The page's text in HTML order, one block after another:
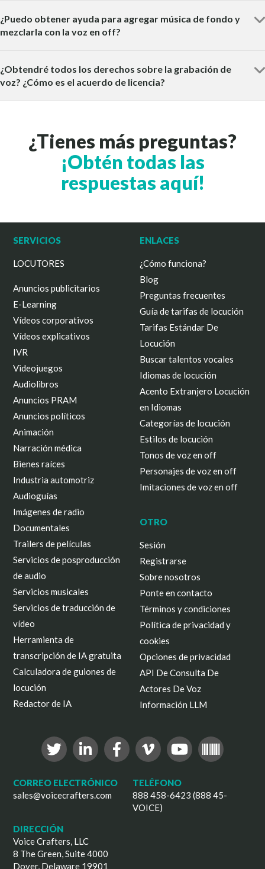
¿Puedo obtener ayuda para agregar música de fondo y
mezclarla con la voz en off?
¿Obtendré todos los derechos sobre la grabación de
voz? ¿Cómo es el acuerdo de licencia?
¿Tienes más preguntas?
¡Obtén todas las
respuestas aquí!
SERVICIOS
LOCUTORES
Anuncios publicitarios
E-Learning
Vídeos corporativos
Vídeos explicativos
IVR
Videojuegos
Audiolibros
Anuncios PRAM
Anuncios políticos
Animación
Narración médica
Bienes raíces
Industria automotriz
Audioguías
Imágenes de radio
Documentales
Trailers de películas
Servicios de posproducción
de audio
Servicios musicales
Servicios de traducción de
vídeo
Herramienta de
transcripción de IA gratuita
Calculadora de guiones de
locución
Redactor de IA
ENLACES
¿Cómo funciona?
Blog
Preguntas frecuentes
Guía de tarifas de locución
Tarifas Estándar De
Locución
Buscar talentos vocales
Idiomas de locución
Acento Extranjero Locución
en Idiomas
Categorías de locución
Estilos de locución
Tonos de voz en off
Personajes de voz en off
Imitaciones de voz en off
OTRO
Sesión
Registrarse
Sobre nosotros
Ponte en contacto
Términos y condiciones
Política de privacidad y
cookies
Opciones de privacidad
API De Consulta De
Actores De Voz
Información LLM
CORREO ELECTRÓNICO
sales@voicecrafters.com
TELÉFONO
888 458-6423 (888 45-
VOICE)
DIRECCIÓN
Voice Crafters, LLC
8 The Green, Suite 4000
Dover, Delaware 19901